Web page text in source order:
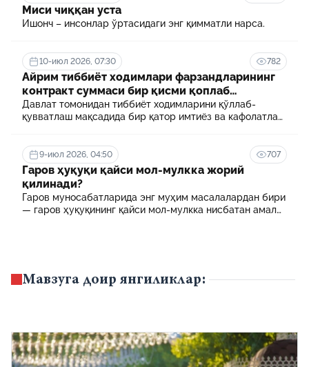
Миси чиққан уста
Ишонч – инсонлар ўртасидаги энг қимматли нарса.
10-июл 2026, 07:30 782
Айрим тиббиёт ходимлари фарзандларининг
контракт суммаси бир қисми қоплаб
берилади
Давлат томонидан тиббиёт ходимларини қўллаб-
қувватлаш мақсадида бир қатор имтиёз ва кафолатлар
муассасасида ўқиш учун тўланадиган контракт
маблағининг бир қисмини қоплаб бериш тартибидир
9-июл 2026, 04:50 707
Гаров ҳуқуқи қайси мол-мулкка жорий
қилинади?
Гаров муносабатларида энг муҳим масалалардан бири
— гаров ҳуқуқининг қайси мол-мулкка нисбатан амал
Мавзуга доир янгиликлар: